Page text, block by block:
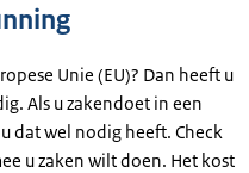
Unie (EU)? Dan heeft u
Als u zakendoet in een
dat wel nodig heeft. Check
u zaken wilt doen. Het kost